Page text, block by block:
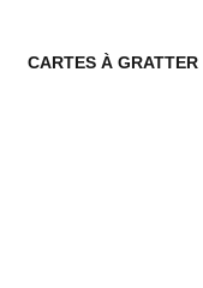
CARTES À GRATTER